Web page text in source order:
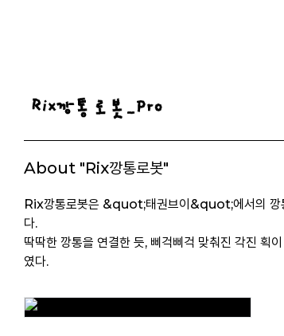
About "Rix깡통로봇"
Rix깡통로봇은 &quot;태권브이&quot;에서의 깡
다.
딱딱한 깡통을 연결한 듯, 삐걱삐걱 맞춰진 각진 획
였다.